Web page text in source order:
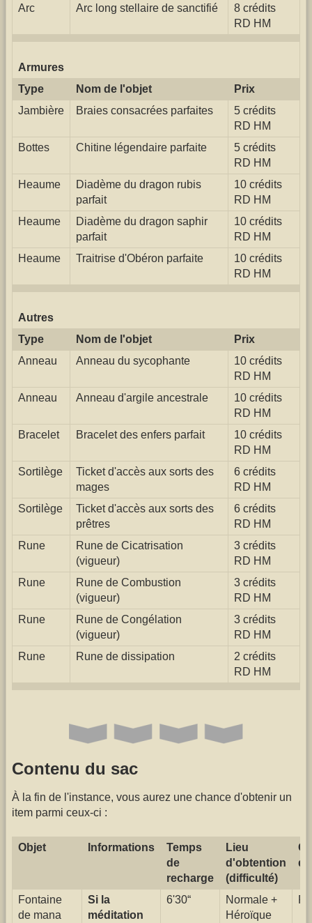
Arc
Arc long stellaire de sanctifié
8 crédits
RD HM
Armures
Type
Nom de l'objet
Prix
Jambière
Braies consacrées parfaites
5 crédits
RD HM
Bottes
Chitine légendaire parfaite
5 crédits
RD HM
Heaume
Diadème du dragon rubis
parfait
10 crédits
RD HM
Heaume
Diadème du dragon saphir
parfait
10 crédits
RD HM
Heaume
Traitrise d'Obéron parfaite
10 crédits
RD HM
Autres
Type
Nom de l'objet
Prix
Anneau
Anneau du sycophante
10 crédits
RD HM
Anneau
Anneau d'argile ancestrale
10 crédits
RD HM
Bracelet
Bracelet des enfers parfait
10 crédits
RD HM
Sortilège
Ticket d'accès aux sorts des
mages
6 crédits
RD HM
Sortilège
Ticket d'accès aux sorts des
prêtres
6 crédits
RD HM
Rune
Rune de Cicatrisation
(vigueur)
3 crédits
RD HM
Rune
Rune de Combustion
(vigueur)
3 crédits
RD HM
Rune
Rune de Congélation
(vigueur)
3 crédits
RD HM
Rune
Rune de dissipation
2 crédits
RD HM
Contenu du sac
À la fin de l'​instance,​ vous aurez une chance d'​obtenir un
item parmi ceux-ci :
Objet Informations
Temps
de
recharge
Lieu
d'obtention
(difficulté)
Fontaine
de mana
Si la
méditation
6'30“
Normale +
Héroïque